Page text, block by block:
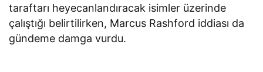
taraftarı heyecanlandıracak isimler üzerinde
çalıştığı belirtilirken, Marcus Rashford iddiası da
gündeme damga vurdu.